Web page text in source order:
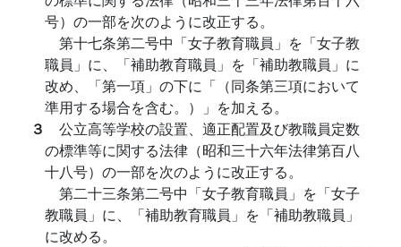
号）の一部を次のように改正する。
第十七条第二号中「女子教育職員」を「女子教
職員」に、「補助教育職員」を「補助教職員」に
改め、「第一項」の下に「（同条第三項において
準用する場合を含む。）」を加える。
３ 公立高等学校の設置、適正配置及び教職員定数
の標準等に関する法律（昭和三十六年法律第百八
十八号）の一部を次のように改正する。
第二十三条第二号中「女子教育職員」を「女子
教職員」に、「補助教育職員」を「補助教職員」
に改める。